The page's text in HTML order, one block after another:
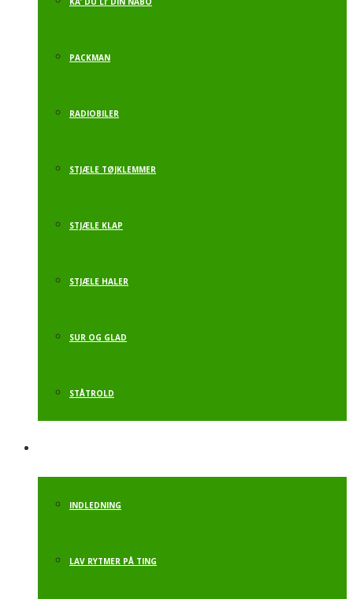
PACKMAN
RADIOBILER
STJÆLE TØJKLEMMER
STJÆLE KLAP
STJÆLE HALER
SUR OG GLAD
STÅTROLD
INDLEDNING
LAV RYTMER PÅ TING